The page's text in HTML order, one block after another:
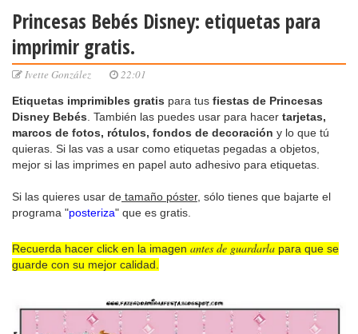
Princesas Bebés Disney: etiquetas para
imprimir gratis.
Ivette González 22:01
Etiquetas imprimibles gratis para tus fiestas de Princesas
Disney Bebés . También las puedes usar para hacer tarjetas,
marcos de fotos, rótulos, fondos de decoración y lo que tú
quieras. Si las vas a usar como etiquetas pegadas a objetos,
mejor si las imprimes en papel auto adhesivo para etiquetas.
Si las quieres usar de tamaño póster, sólo tienes que bajarte el
programa "posteriza" que es gratis.
Recuerda hacer click en la imagen antes de guardarla para que se
guarde con su mejor calidad.